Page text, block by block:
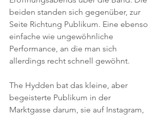
beiden standen sich gegenüber, zur
Seite Richtung Publikum. Eine ebenso
einfache wie ungewöhnliche
Performance, an die man sich
allerdings recht schnell gewöhnt.
The Hydden bat das kleine, aber
begeisterte Publikum in der
Marktgasse darum, sie auf Instagram,